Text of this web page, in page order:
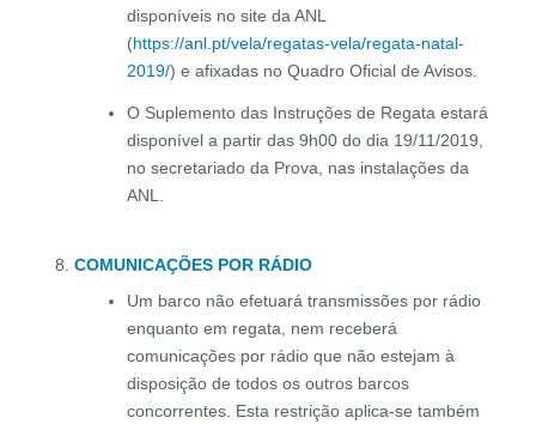
disponíveis no site da ANL
(https://anl.pt/vela/regatas-vela/regata-natal-
2019/) e afixadas no Quadro Oficial de Avisos.
O Suplemento das Instruções de Regata estará
disponível a partir das 9h00 do dia 19/11/2019,
no secretariado da Prova, nas instalações da
ANL.
COMUNICAÇÕES POR RÁDIO
Um barco não efetuará transmissões por rádio
enquanto em regata, nem receberá
comunicações por rádio que não estejam à
disposição de todos os outros barcos
concorrentes. Esta restrição aplica-se também